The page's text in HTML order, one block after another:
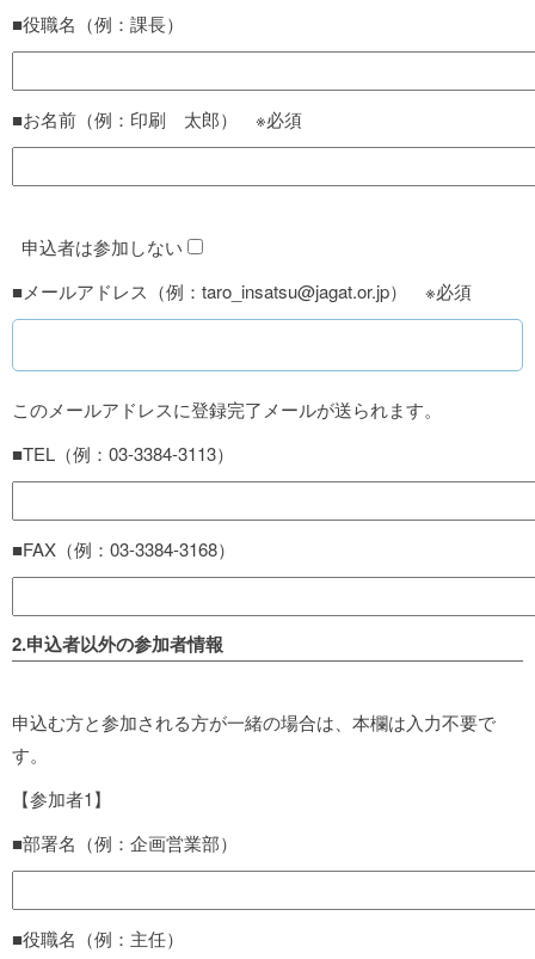
■役職名（例：課長）
■お名前（例：印刷 太郎） ※必須
申込者は参加しない
■メールアドレス（例：taro_insatsu@jagat.or.jp） ※必須
このメールアドレスに登録完了メールが送られます。
■TEL（例：03-3384-3113）
■FAX（例：03-3384-3168）
2.申込者以外の参加者情報
申込む方と参加される方が一緒の場合は、本欄は入力不要で
す。
【参加者1】
■部署名（例：企画営業部）
■役職名（例：主任）